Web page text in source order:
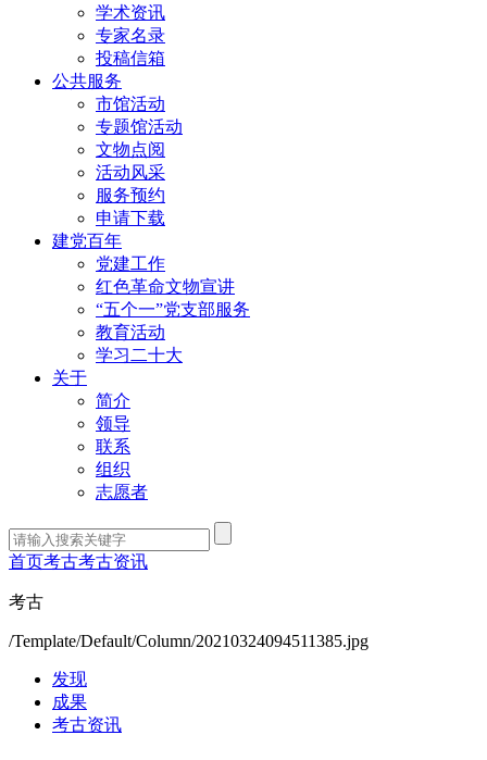
学术资讯
专家名录
投稿信箱
公共服务
市馆活动
专题馆活动
文物点阅
活动风采
服务预约
申请下载
建党百年
党建工作
红色革命文物宣讲
“五个一”党支部服务
教育活动
学习二十大
关于
简介
领导
联系
组织
志愿者
首页考古考古资讯
考古
/Template/Default/Column/20210324094511385.jpg
发现
成果
考古资讯